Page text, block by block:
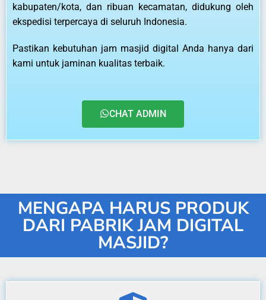
kabupaten/kota, dan ribuan kecamatan, didukung oleh
ekspedisi terpercaya di seluruh Indonesia.
Pastikan kebutuhan jam masjid digital Anda hanya dari
kami untuk jaminan kualitas terbaik.
CHAT ADMIN
MENGAPA HARUS PRODUK
DARI PABRIK JAM DIGITAL
MASJID?